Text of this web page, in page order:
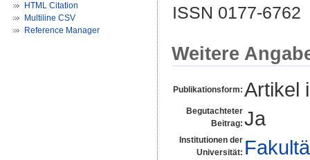
HTML Citation
Multiline CSV
Reference Manager
ISSN 0177-6762
Weitere
Publikationsform: Artikel
Begutachteter
Beitrag: Ja
Institutionen der
Universität: